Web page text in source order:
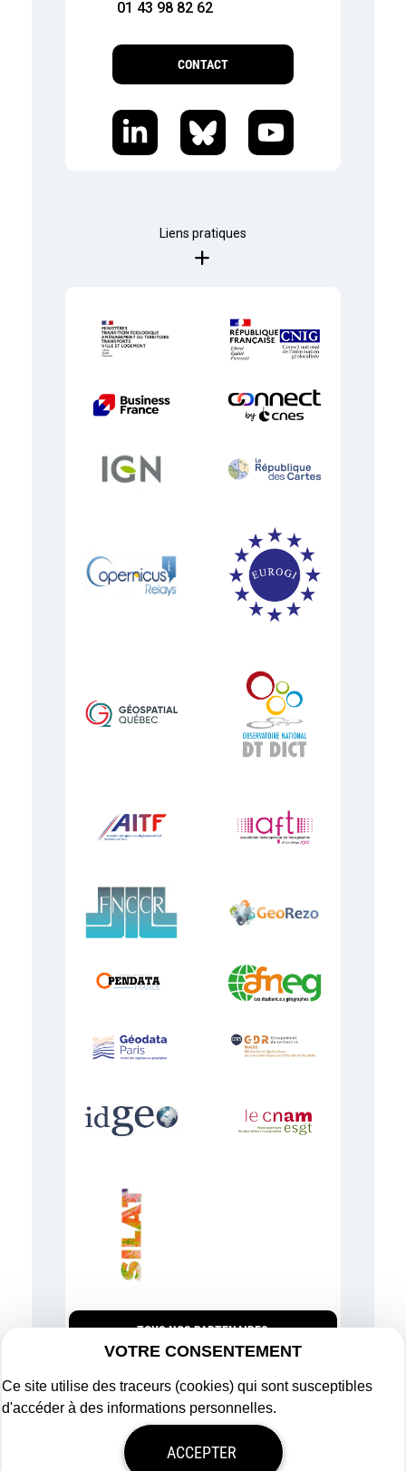
01 43 98 82 62
CONTACT
Liens pratiques
TOUS NOS PARTENAIRES
Mentions légales
VOTRE CONSENTEMENT
Ce site utilise des traceurs (cookies) qui sont susceptibles
d'accéder à des informations personnelles.
ACCEPTER